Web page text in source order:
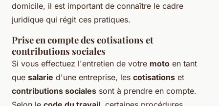
domicile, il est important de connaître le cadre
juridique qui régit ces pratiques.
Prise en compte des cotisations et
contributions sociales
Si vous effectuez l'entretien de votre moto en tant
que salarie d'une entreprise, les cotisations et
contributions sociales sont à prendre en compte.